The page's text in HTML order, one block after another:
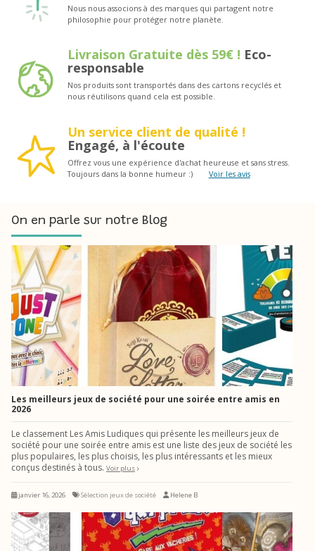
Nous nous associons à des marques qui partagent notre
philosophie pour protéger notre planète.
Livraison Gratuite dès 59€ ! Eco-
responsable
Nos produits sont transportés dans des cartons recyclés et
nous réutilisons quand cela est possible.
Un service client de qualité !
Engagé, à l'écoute
Offrez vous une expérience d'achat heureuse et sans stress.
Toujours dans la bonne humeur :)
Voir les avis
On en parle sur notre Blog
Les meilleurs jeux de société pour une soirée entre amis en
2026
Le classement Les Amis Ludiques qui présente les meilleurs jeux de
société pour une soirée entre amis est une liste des jeux de société les
plus populaires, les plus choisis, les plus intéressants et les mieux
conçus destinés à tous. Voir plus
janvier 16, 2026 Sélection jeux de société Helene B